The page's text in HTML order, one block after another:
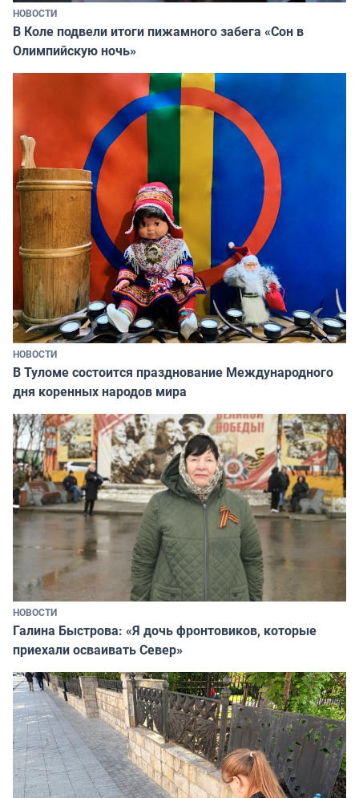
НОВОСТИ
В Коле подвели итоги пижамного забега «Сон в
Олимпийскую ночь»
НОВОСТИ
В Туломе состоится празднование Международного
дня коренных народов мира
НОВОСТИ
Галина Быстрова: «Я дочь фронтовиков, которые
приехали осваивать Север»